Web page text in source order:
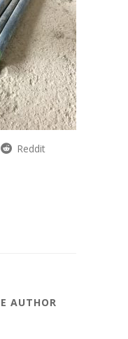
Reddit
AUTHOR